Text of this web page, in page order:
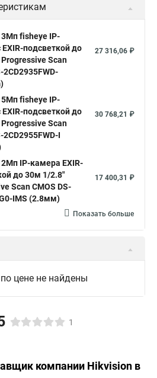
ip camera
Hikvision купольная
поворотная
fisheye IP-
подсветкой до
Scan
2CD2935FWD-
27 316,06 ₽
fisheye IP-
подсветкой до
Scan
2CD2955FWD-I
30 768,21 ₽
IP-камера EXIR-
до 30м 1/2.8"
Scan CMOS DS-
IMS (2.8мм)
17 400,31 ₽
Показать больше
цене не найдены
1
компании Hikvision в